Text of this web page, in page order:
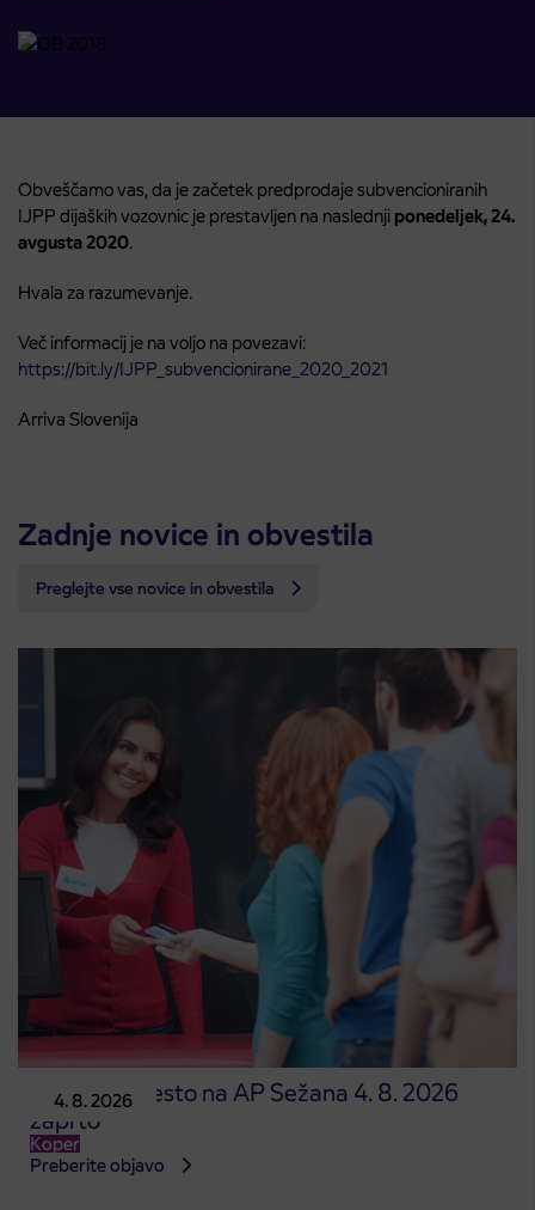
Obveščamo vas, da je začetek predprodaje subvencioniranih
IJPP dijaških vozovnic je prestavljen na naslednji ponedeljek, 24.
avgusta 2020.
Hvala za razumevanje.
Več informacij je na voljo na povezavi:
https://bit.ly/IJPP_subvencionirane_2020_2021
Arriva Slovenija
Zadnje novice in obvestila
Preglejte vse novice in obvestila
4. 8. 2026
Prodajno mesto na AP Sežana 4. 8. 2026
zaprto
Koper
Preberite objavo